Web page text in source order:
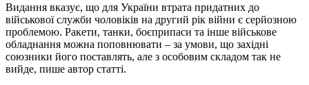
Видання вказує, що для України втрата придатних до
військової служби чоловіків на другий рік війни є серйозною
проблемою. Ракети, танки, боєприпаси та інше військове
обладнання можна поповнювати – за умови, що західні
союзники його поставлять, але з особовим складом так не
вийде, пише автор статті.